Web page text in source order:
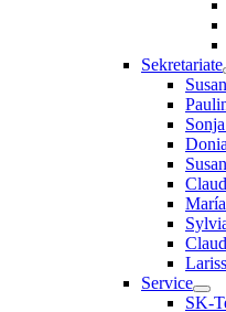
Sekretariate
Service
SK-